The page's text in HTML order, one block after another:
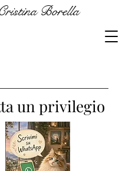
Borella
un privilegio